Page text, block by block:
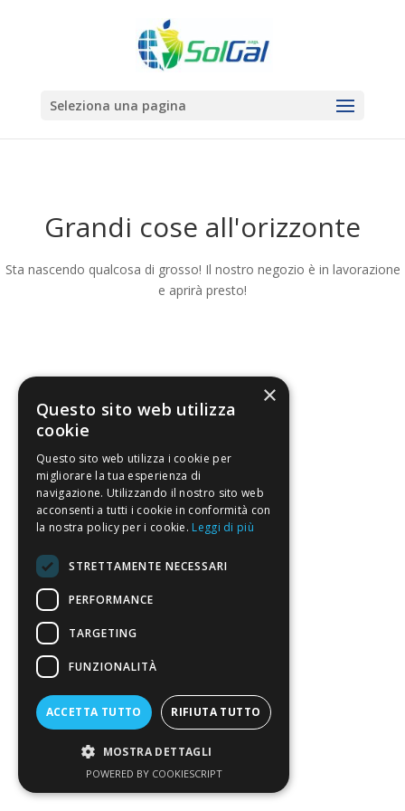
Seleziona una pagina
Grandi cose all'orizzonte
Sta nascendo qualcosa di grosso! Il nostro negozio è in lavorazione
e aprirà presto!
×
Questo sito web utilizza
cookie
Questo sito web utilizza i cookie per
migliorare la tua esperienza di
navigazione. Utilizzando il nostro sito web
acconsenti a tutti i cookie in conformità con
la nostra policy per i cookie. Leggi di più
STRETTAMENTE NECESSARI
PERFORMANCE
TARGETING
FUNZIONALITÀ
ACCETTA TUTTO RIFIUTA TUTTO
MOSTRA DETTAGLI
POWERED BY COOKIESCRIPT